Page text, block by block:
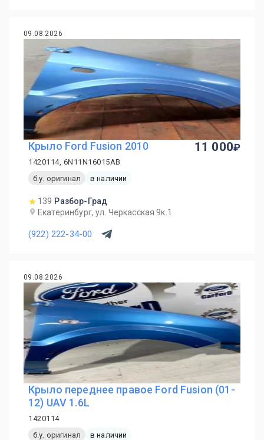
09.08.2026
Крыло Ford Fusion 2010
1420114, 6N11N16015AB
б.у. оригинал
в наличии
139 Разбор-Град
Екатеринбург, ул. Черкасская 9к.1
(922) 222-34-00
11 000
09.08.2026
Крыло переднее правое Ford Fusion (01-
12) UAV 1.6L
1420114
б.у. оригинал
в наличии